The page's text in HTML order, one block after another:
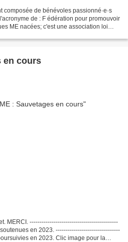
de bénévoles passionné·e·s
de : F édération pour promouvoir
ME nacées; c'est une association loi
en cours
MERCI. --------------------------------------------
en 2023. --------------------------------
en 2023. Clic image pour la